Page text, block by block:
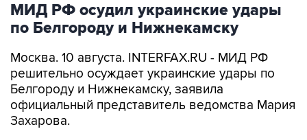
МИД РФ осудил украинские удары
по Белгороду и Нижнекамску
Москва. 10 августа. INTERFAX.RU - МИД РФ
решительно осуждает украинские удары по
Белгороду и Нижнекамску, заявила
официальный представитель ведомства Мария
Захарова.